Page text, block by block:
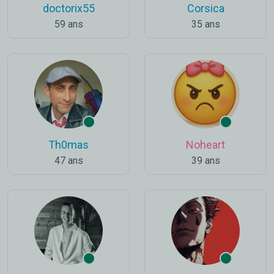
doctorix55
59 ans
Corsica
35 ans
Th0mas
47 ans
Noheart
39 ans